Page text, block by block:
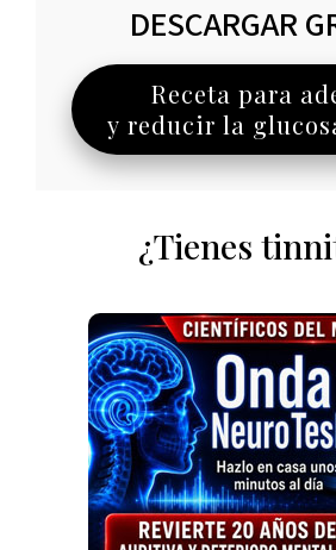
DESCARGAR
Receta para
y reducir la
¿Tienes